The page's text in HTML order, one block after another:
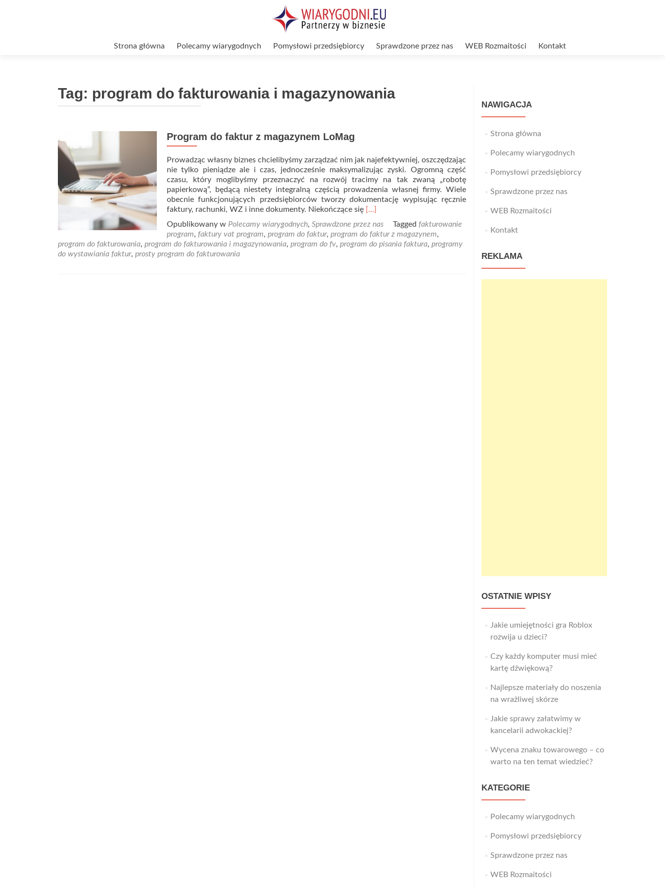
Strona główna Polecamy wiarygodnych Pomysłowi przedsiębiorcy Sprawdzone przez nas WEB Rozmaitości Kontakt
Tag: program do fakturowania i magazynowania
Program do faktur z magazynem LoMag
Prowadząc własny biznes chcielibyśmy zarządzać nim jak najefektywniej, oszczędzając
nie tylko pieniądze ale i czas, jednocześnie maksymalizując zyski. Ogromną część
czasu, który moglibyśmy przeznaczyć na rozwój tracimy na tak zwaną „robotę
papierkową”, będącą niestety integralną częścią prowadzenia własnej firmy. Wiele
obecnie funkcjonujących przedsiębiorców tworzy dokumentację wypisując ręcznie
faktury, rachunki, WZ i inne dokumenty. Niekończące się Read
about
Program
do
[…]
Opublikowany w Polecamy wiarygodnych, Sprawdzone przez nas Tagged fakturowanie
program, faktury vat program, program do faktur, program do faktur z magazynem,
program do fakturowania, program do fakturowania i magazynowania, program do fv, program do pisania faktura, programy
do wystawiania faktur, prosty program do fakturowania
NAWIGACJA
Strona główna
Polecamy wiarygodnych
Pomysłowi przedsiębiorcy
Sprawdzone przez nas
WEB Rozmaitości
Kontakt
REKLAMA
OSTATNIE WPISY
Jakie umiejętności gra Roblox
rozwija u dzieci?
Czy każdy komputer musi mieć
kartę dźwiękową?
Najlepsze materiały do noszenia
na wrażliwej skórze
Jakie sprawy załatwimy w
kancelarii adwokackiej?
Wycena znaku towarowego – co
warto na ten temat wiedzieć?
KATEGORIE
Polecamy wiarygodnych
Pomysłowi przedsiębiorcy
Sprawdzone przez nas
WEB Rozmaitości